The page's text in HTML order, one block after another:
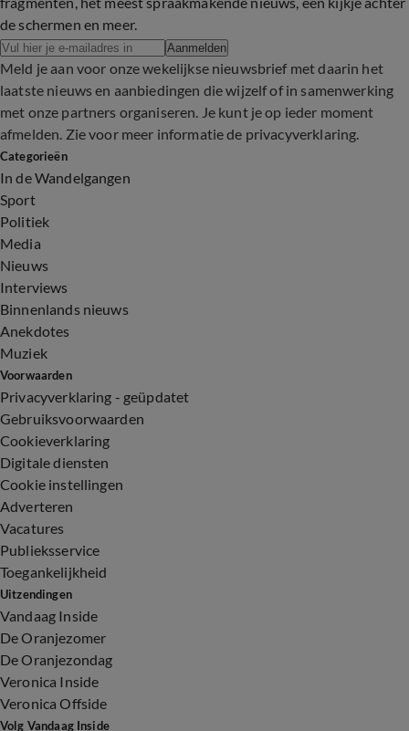
de schermen en meer.
Aanmelden
Meld je aan voor onze wekelijkse nieuwsbrief met daarin het
laatste nieuws en aanbiedingen die wijzelf of in samenwerking
met onze partners organiseren. Je kunt je op ieder moment
afmelden. Zie voor meer informatie de privacyverklaring.
Categorieën
In de Wandelgangen
Sport
Politiek
Media
Nieuws
Interviews
Binnenlands nieuws
Anekdotes
Muziek
Voorwaarden
Privacyverklaring - geüpdatet
Gebruiksvoorwaarden
Cookieverklaring
Digitale diensten
Cookie instellingen
Adverteren
Vacatures
Publieksservice
Toegankelijkheid
Uitzendingen
Vandaag Inside
De Oranjezomer
De Oranjezondag
Veronica Inside
Veronica Offside
Volg Vandaag Inside